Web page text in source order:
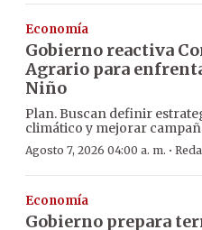
Economía
Gobierno reactiva
Agrario para
Niño
Plan. Buscan definir
climático y mejorar
Agosto 7, 2026 04:00 a. m. ·
Economía
Gobierno prepara